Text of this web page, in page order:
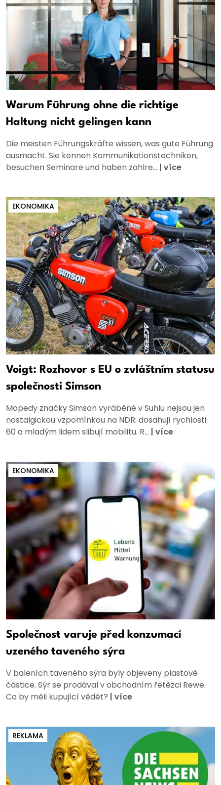
Warum Führung ohne die richtige
Haltung nicht gelingen kann
Die meisten Führungskräfte wissen, was gute Führung
ausmacht. Sie kennen Kommunikationstechniken,
besuchen Seminare und haben zahlre... | více
EKONOMIKA
Voigt: Rozhovor s EU o zvláštním statusu
společnosti Simson
Mopedy značky Simson vyráběné v Suhlu nejsou jen
nostalgickou vzpomínkou na NDR: dosahují rychlosti
60 a mladým lidem slibují mobilitu. R... | více
EKONOMIKA
Společnost varuje před konzumací
uzeného taveného sýra
V baleních taveného sýra byly objeveny plastové
částice. Sýr se prodával v obchodním řetězci Rewe.
Co by měli kupující vědět? | více
REKLAMA